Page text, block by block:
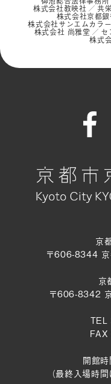
株式会社教映社 共
株式会社京都
株式会社サンエムカラー
株式会社 尚雅堂 セ
株式
京
〒606-8344 京
京
〒606-8342
TEL
開館
（最終入場時